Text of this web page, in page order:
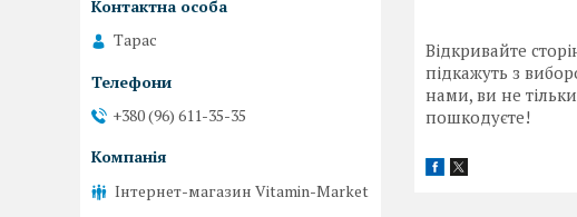
Відкривайте
підкажуть з
нами, ви не
пошкодуєте!
Тарас
+380 (96) 611-35-35
Інтернет-магазин Vitamin-Market